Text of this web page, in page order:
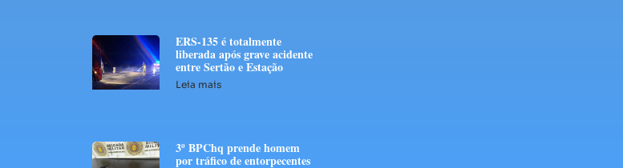
ERS-135 é totalmente
liberada após grave acidente
entre Sertão e Estação
Leia mais
3º BPChq prende homem
por tráfico de entorpecentes